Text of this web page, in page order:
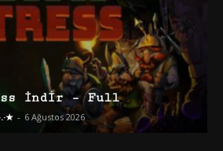
İndir – Full
- 6 Ağustos 2026